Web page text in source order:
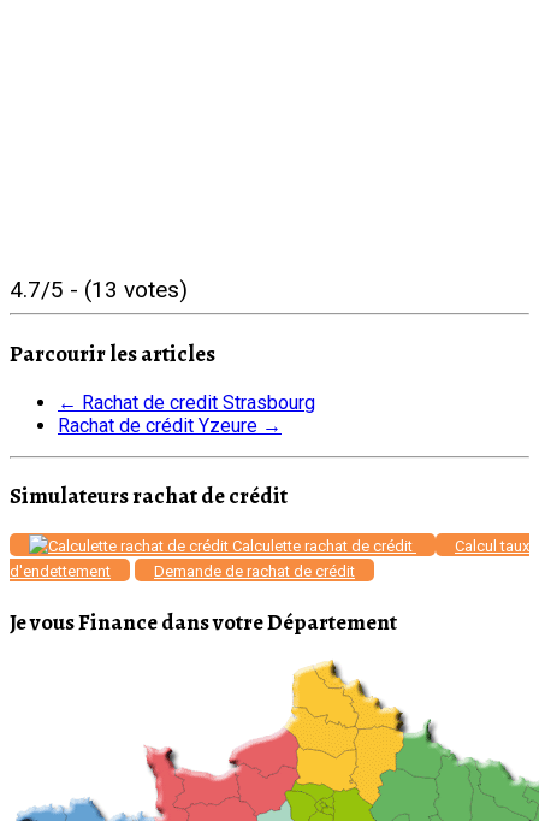
4.7/5 - (13 votes)
Parcourir les articles
← Rachat de credit Strasbourg
Rachat de crédit Yzeure →
Simulateurs rachat de crédit
Calculette rachat de crédit
Calcul taux
d'endettement
Demande de rachat de crédit
Je vous Finance dans votre Département